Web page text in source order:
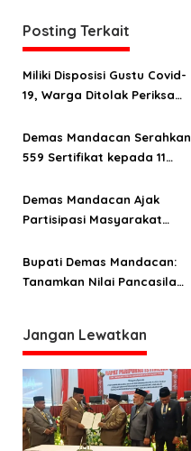
a
s
i
o
s
Posting Terkait
Miliki Disposisi Gustu Covid-
19, Warga Ditolak Periksa
Amban
Demas Mandacan Serahkan
559 Sertifikat kepada 11
Lunas
Demas Mandacan Ajak
Partisipasi Masyarakat
Natal dan Tahun Baru
Bupati Demas Mandacan:
Tanamkan Nilai Pancasila
Jangan Lewatkan